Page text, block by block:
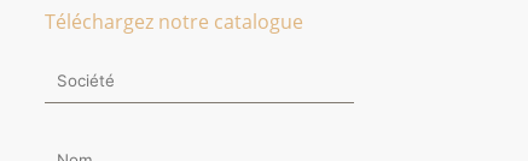
Téléchargez notre catalogue